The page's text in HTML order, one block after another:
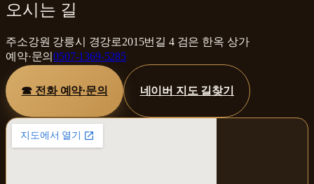
오시는 길
주소강원 강릉시 경강로2015번길 4 검은 한옥 상가
예약·문의0507-1369-5285
☎ 전화 예약·문의 네이버 지도 길찾기